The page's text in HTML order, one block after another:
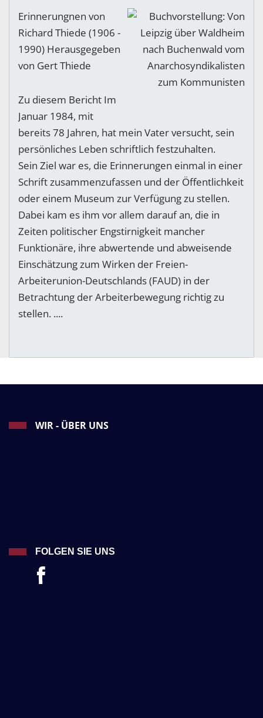
Erinnerungnen von
Richard Thiede (1906 -
1990) Herausgegeben
von Gert Thiede
Zu diesem Bericht Im
Januar 1984, mit
bereits 78 Jahren, hat mein Vater versucht, sein
persönliches Leben schriftlich festzuhalten.
Sein Ziel war es, die Erinnerungen einmal in einer
Schrift zusammenzufassen und der Öffentlichkeit
oder einem Museum zur Verfügung zu stellen.
Dabei kam es ihm vor allem darauf an, die in
Zeiten politischer Engstirnigkeit mancher
Funktionäre, ihre abwertende und abweisende
Einschätzung zum Wirken der Freien-
Arbeiterunion-Deutschlands (FAUD) in der
Betrachtung der Arbeiterbewegung richtig zu
stellen. ....
WIR - ÜBER UNS
FOLGEN SIE UNS